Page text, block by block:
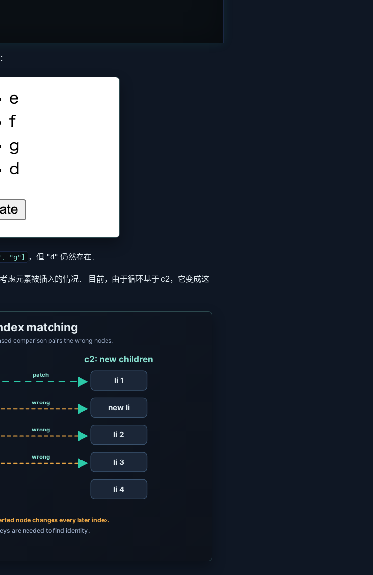
"g"] ，但 "d" 仍然存在．
虑元素被插入的情况． 目前，由于循环基于 c2，它变成这